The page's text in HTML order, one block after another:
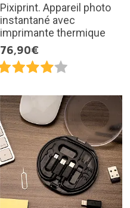
Pixiprint. Appareil photo
instantané avec
imprimante thermique
76,90€